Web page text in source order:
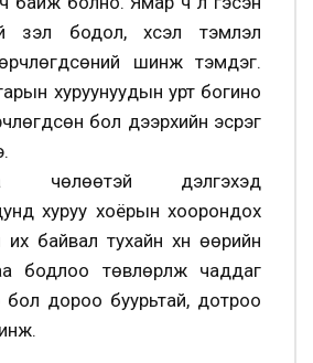
үзэл бодол, хүсэл тэмүүлэл
шинж тэмдэг.
хуруунуудын урт богино
бол дээрхийн эсрэг
чөлөөтэй дэлгэхэд
хуруу хоёрын хоорондох
байвал тухайн хүн өөрийн
бодлоо төвлөрүүлж чаддаг
бол дороо буурьтай, дотроо